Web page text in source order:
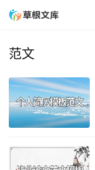
范文